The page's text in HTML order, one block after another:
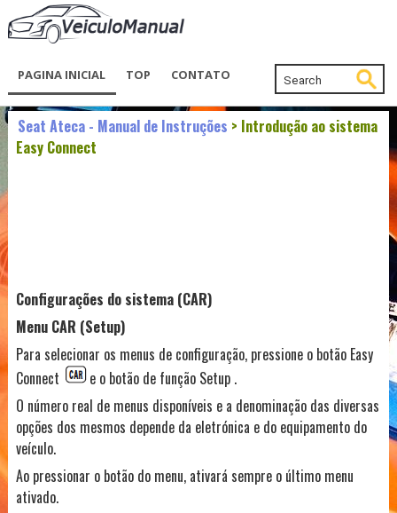
PAGINA INICIAL TOP CONTATO
Seat Ateca - Manual de Instruções > Introdução ao sistema
Easy Connect
Configurações do sistema (CAR)
Menu CAR (Setup)
Para selecionar os menus de configuração, pressione o botão Easy
Connect
e o botão de função Setup .
O número real de menus disponíveis e a denominação das diversas
opções dos mesmos depende da eletrónica e do equipamento do
veículo.
Ao pressionar o botão do menu, ativará sempre o último menu
ativado.